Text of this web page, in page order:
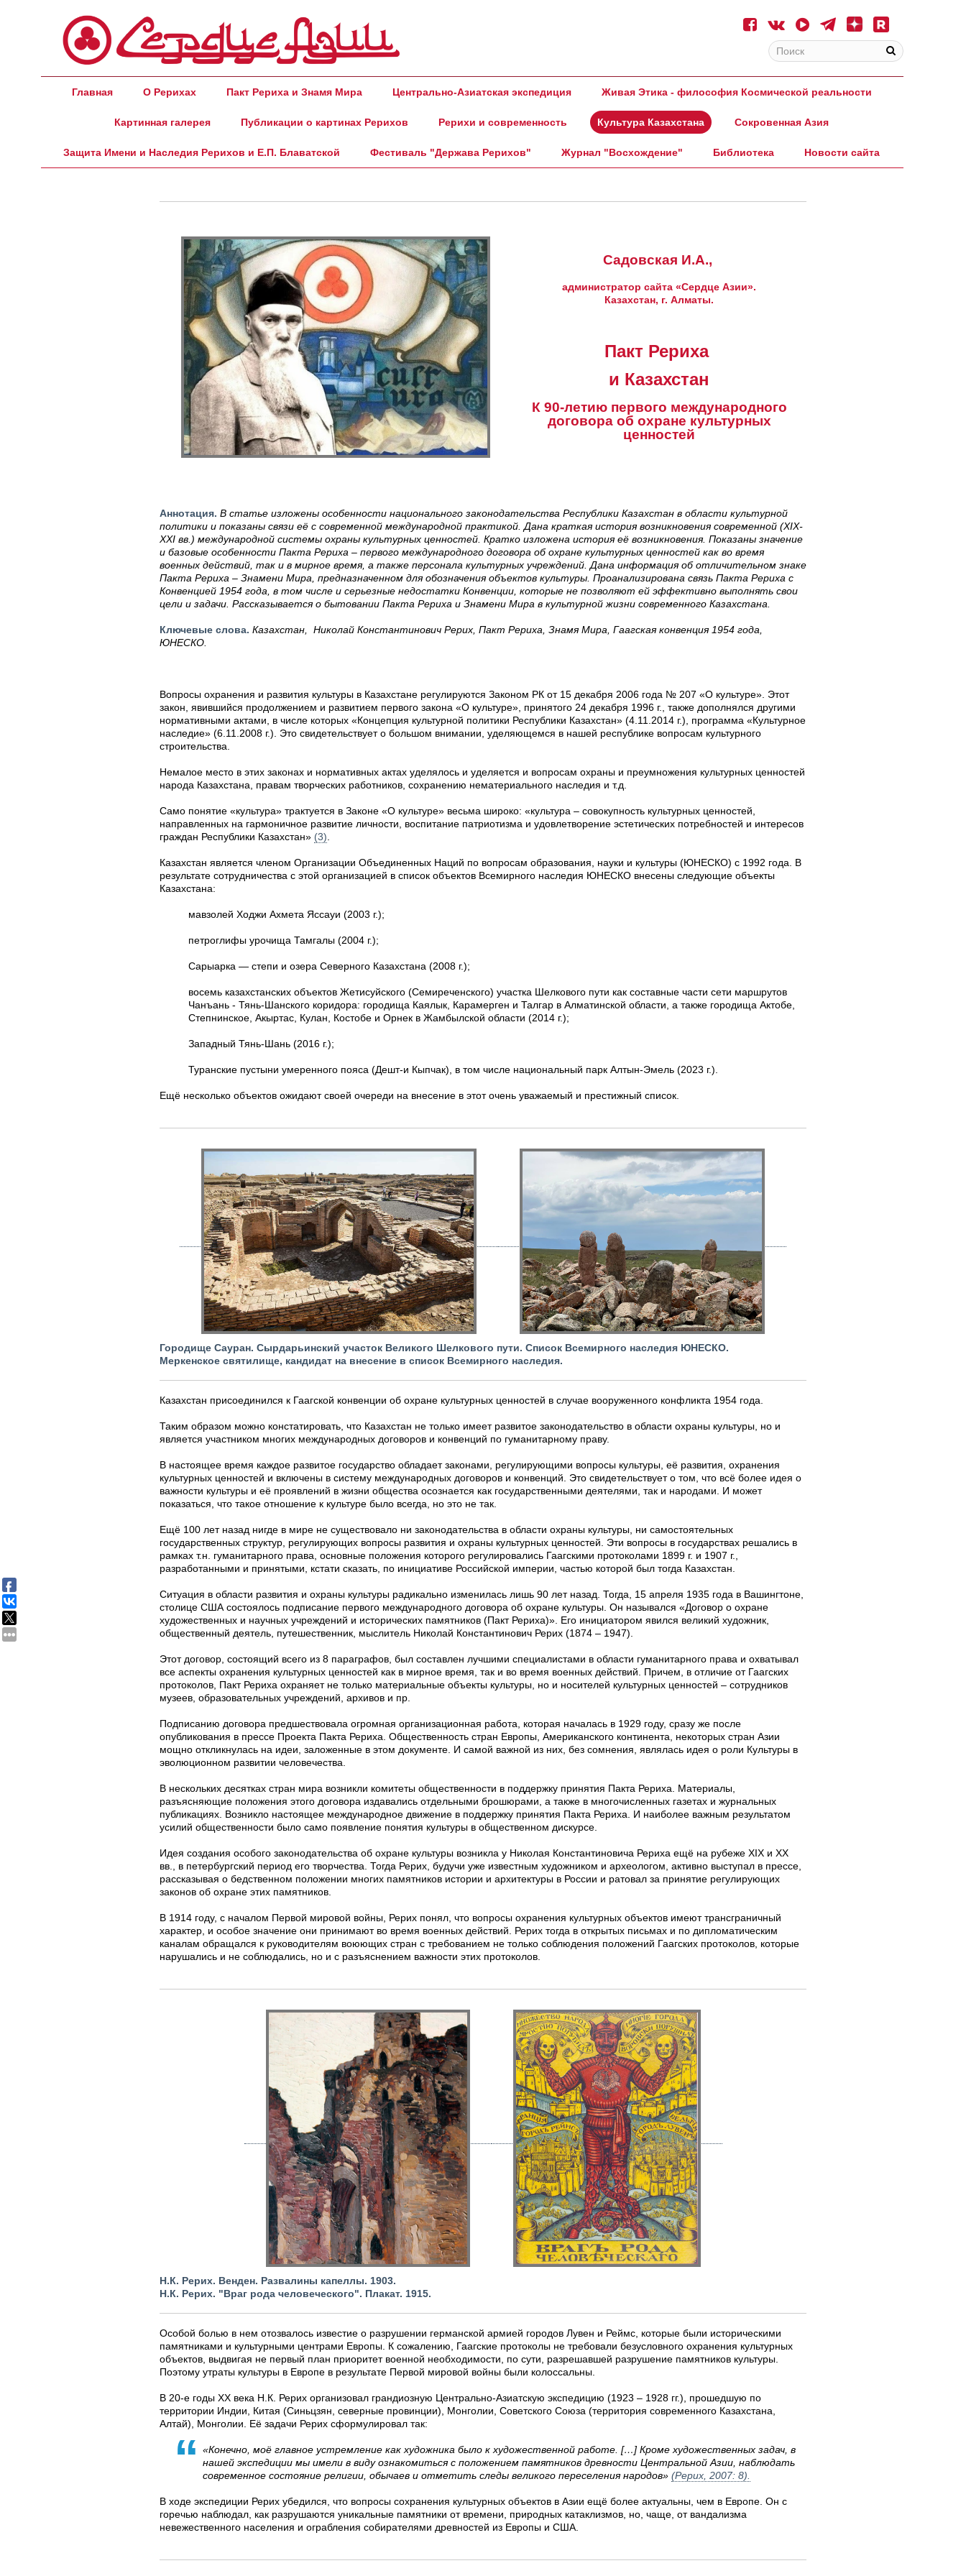
Главная О Рерихах Пакт Рериха и Знамя Мира Центрально-Азиатская экспедиция Живая Этика - философия Космической реальности
Картинная галерея Публикации о картинах Рерихов Рерихи и современность Культура Казахстана Сокровенная Азия
Защита Имени и Наследия Рерихов и Е.П. Блаватской Фестиваль "Держава Рерихов" Журнал "Восхождение" Библиотека Новости сайта
Садовская И.А.,
администратор сайта «Сердце Азии».
Казахстан, г. Алматы.
Пакт Рериха
и Казахстан
К 90-летию первого международного
договора об охране культурных
ценностей
Аннотация. В статье изложены особенности национального законодательства Республики Казахстан в области культурной
политики и показаны связи её с современной международной практикой. Дана краткая история возникновения современной (ХIХ-
ХХI вв.) международной системы охраны культурных ценностей. Кратко изложена история её возникновения. Показаны значение
и базовые особенности Пакта Рериха – первого международного договора об охране культурных ценностей как во время
военных действий, так и в мирное время, а также персонала культурных учреждений. Дана информация об отличительном знаке
Пакта Рериха – Знамени Мира, предназначенном для обозначения объектов культуры. Проанализирована связь Пакта Рериха с
Конвенцией 1954 года, в том числе и серьезные недостатки Конвенции, которые не позволяют ей эффективно выполнять свои
цели и задачи. Рассказывается о бытовании Пакта Рериха и Знамени Мира в культурной жизни современного Казахстана.
Ключевые слова. Казахстан, Николай Константинович Рерих, Пакт Рериха, Знамя Мира, Гаагская конвенция 1954 года,
ЮНЕСКО.
Вопросы охранения и развития культуры в Казахстане регулируются Законом РК от 15 декабря 2006 года № 207 «О культуре». Этот
закон, явившийся продолжением и развитием первого закона «О культуре», принятого 24 декабря 1996 г.
, также дополнялся другими
нормативными актами, в числе которых «Концепция культурной политики Республики Казахстан» (4.11.2014 г.), программа «Культурное
наследие» (6.11.2008 г.). Это свидетельствует о большом внимании, уделяющемся в нашей республике вопросам культурного
строительства.
Немалое место в этих законах и нормативных актах уделялось и уделяется и вопросам охраны и преумножения культурных ценностей
народа Казахстана, правам творческих работников, сохранению нематериального наследия и т.д.
Само понятие «культура» трактуется в Законе «О культуре» весьма широко: «культура – совокупность культурных ценностей,
направленных на гармоничное развитие личности, воспитание патриотизма и удовлетворение эстетических потребностей и интересов
граждан Республики Казахстан» (3)
Казахстан является членом Организации Объединенных Наций по вопросам образования, науки и культуры (ЮНЕСКО) с 1992 года. В
результате сотрудничества с этой организацией в список объектов Всемирного наследия ЮНЕСКО внесены следующие объекты
Казахстана:
мавзолей Ходжи Ахмета Яссауи (2003 г.);
петроглифы урочища Тамгалы (2004 г.);
Сарыарка — степи и озера Северного Казахстана (2008 г.);
восемь казахстанских объектов Жетисуйского (Семиреченского) участка Шелкового пути как составные части сети маршрутов
Чанъань - Тянь-Шанского коридора: городища Каялык, Карамерген и Талгар в Алматинской области, а также городища Актобе,
Степнинское, Акыртас, Кулан, Костобе и Орнек в Жамбылской области (2014 г.);
Западный Тянь-Шань (2016 г.);
Туранские пустыни умеренного пояса (Дешт-и Кыпчак), в том числе национальный парк Алтын-Эмель (2023 г.).
Ещё несколько объектов ожидают своей очереди на внесение в этот очень уважаемый и престижный список.
Городище Сауран. Сырдарьинский участок Великого Шелкового пути. Список Всемирного наследия ЮНЕСКО.
Меркенское святилище, кандидат на внесение в список Всемирного наследия.
Казахстан присоединился к Гаагской конвенции об охране культурных ценностей в случае вооруженного конфликта 1954 года
Таким образом можно констатировать, что Казахстан не только имеет развитое законодательство в области охраны культуры, но и
является участником многих международных договоров и конвенций по гуманитарному праву.
В настоящее время каждое развитое государство обладает законами, регулирующими вопросы культуры, её развития, охранения
культурных ценностей и включены в систему международных договоров и конвенций. Это свидетельствует о том, что всё более идея о
важности культуры и её проявлений в жизни общества осознается как государственными деятелями, так и народами. И может
показаться, что такое отношение к культуре было всегда, но это не так.
Ещё 100 лет назад нигде в мире не существовало ни законодательства в области охраны культуры, ни самостоятельных
государственных структур, регулирующих вопросы развития и охраны культурных ценностей. Эти вопросы в государствах решались в
рамках т.н. гуманитарного права, основные положения которого регулировались Гаагскими протоколами 1899 г. и 1907 г.,
разработанными и принятыми, кстати сказать, по инициативе Российской империи, частью которой был тогда Казахстан.
Ситуация в области развития и охраны культуры радикально изменилась лишь 90 лет назад. Тогда, 15 апреля 1935 года в Вашингтоне,
столице США состоялось подписание первого международного договора об охране культуры. Он назывался «Договор о охране
художественных и научных учреждений и исторических памятников (Пакт Рериха)». Его инициатором явился великий художник,
общественный деятель, путешественник, мыслитель Николай Константинович Рерих (1874 – 1947).
Этот договор, состоящий всего из 8 параграфов, был составлен лучшими специалистами в области гуманитарного права и охватывал
все аспекты охранения культурных ценностей как в мирное время, так и во время военных действий. Причем, в отличие от Гаагских
протоколов, Пакт Рериха охраняет не только материальные объекты культуры, но и носителей культурных ценностей – сотрудников
музеев, образовательных учреждений, архивов и пр.
Подписанию договора предшествовала огромная организационная работа, которая началась в 1929 году, сразу же после
опубликования в прессе Проекта Пакта Рериха. Общественность стран Европы, Американского континента, некоторых стран Азии
мощно откликнулась на идеи, заложенные в этом документе. И самой важной из них, без сомнения, являлась идея о роли Культуры в
эволюционном развитии человечества.
В нескольких десятках стран мира возникли комитеты общественности в поддержку принятия Пакта Рериха. Материалы,
разъясняющие положения этого договора издавались отдельными брошюрами, а также в многочисленных газетах и журнальных
публикациях. Возникло настоящее международное движение в поддержку принятия Пакта Рериха. И наиболее важным результатом
усилий общественности было само появление понятия культуры в общественном дискурсе.
Идея создания особого законодательства об охране культуры возникла у Николая Константиновича Рериха ещё на рубеже ХIХ и ХХ
вв., в петербургский период его творчества. Тогда Рерих, будучи уже известным художником и археологом, активно выступал в прессе,
рассказывая о бедственном положении многих памятников истории и архитектуры в России и ратовал за принятие регулирующих
законов об охране этих памятников.
В 1914 году, с началом Первой мировой войны, Рерих понял, что вопросы охранения культурных объектов имеют трансграничный
характер, и особое значение они принимают во время военных действий. Рерих тогда в открытых письмах и по дипломатическим
каналам обращался к руководителям воюющих стран с требованием не только соблюдения положений Гаагских протоколов, которые
нарушались и не соблюдались, но и с разъяснением важности этих протоколов.
Н.К. Рерих. Венден. Развалины капеллы. 1903.
Н.К. Рерих. "Враг рода человеческого". Плакат. 1915.
Особой болью в нем отозвалось известие о разрушении германской армией городов Лувен и Реймс, которые были историческими
памятниками и культурными центрами Европы. К сожалению, Гаагские протоколы не требовали безусловного охранения культурных
объектов, выдвигая не первый план приоритет военной необходимости, по сути, разрешавшей разрушение памятников культуры.
Поэтому утраты культуры в Европе в результате Первой мировой войны были колоссальны.
В 20-е годы ХХ века Н.К. Рерих организовал грандиозную Центрально-Азиатскую экспедицию (1923 – 1928 гг.), прошедшую по
территории Индии, Китая (Синьцзян, северные провинции), Монголии, Советского Союза (территория современного Казахстана,
Алтай), Монголии. Её задачи Рерих сформулировал так:
«Конечно, моё главное устремление как художника было к художественной работе. […] Кроме художественных задач, в
нашей экспедиции мы имели в виду ознакомиться с положением памятников древности Центральной Азии, наблюдать
современное состояние религии, обычаев и отметить следы великого переселения народов» (Рерих, 2007: 8).
В ходе экспедиции Рерих убедился, что вопросы сохранения культурных объектов в Азии ещё более актуальны, чем в Европе. Он с
горечью наблюдал, как разрушаются уникальные памятники от времени, природных катаклизмов, но, чаще, от вандализма
невежественного населения и ограбления собирателями древностей из Европы и США.